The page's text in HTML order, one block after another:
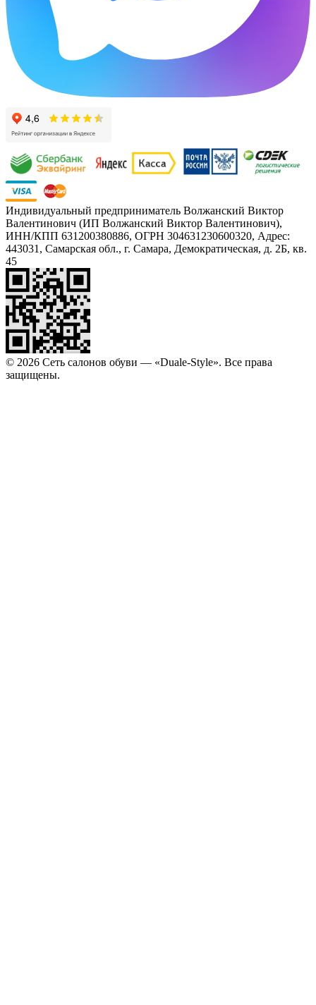
Индивидуальный предприниматель Волжанский Виктор
Валентинович (ИП Волжанский Виктор Валентинович),
ИНН/КПП 631200380886, ОГРН 304631230600320, Адрес:
443031, Самарская обл., г. Самара, Демократическая, д. 2Б, кв.
45
© 2026 Сеть салонов обуви — «Duale-Style». Все права
защищены.